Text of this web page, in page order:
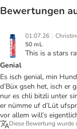
Bewertungen
01.07.26 |
50 mL
This is a stars
Genial
Es isch genial, min
d’Büx gseh het, isch er
nur es chli bitzli unter
er nümme uf d’Lüt
vor allem will’s
Diese Bewertung wurde